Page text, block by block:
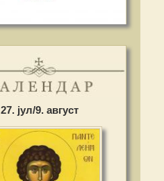
27. јул/9. август